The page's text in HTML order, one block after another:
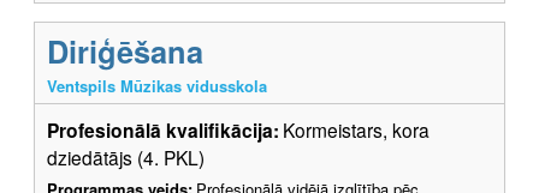
Diriģēšana
Ventspils Mūzikas vidusskola
Profesionālā kvalifikācija: Kormeistars, kora
dziedātājs (4. PKL)
Programmas veids: Profesionālā vidējā izglītība pēc